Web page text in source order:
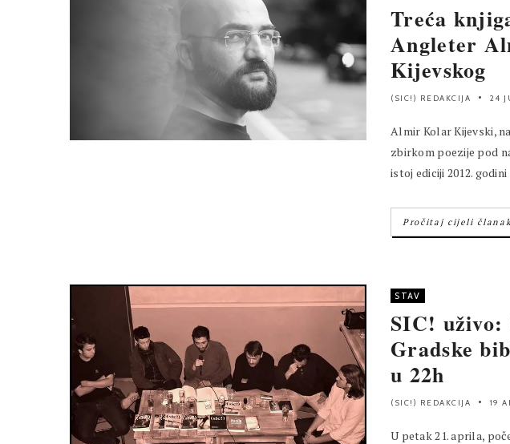
Treća
Angleter
Kijevskog
(SIC!) REDAKCIJA 24
Almir Kolar Kijevski,
zbirkom poezije pod
istoj ediciji 2012.
Pročitaj cijeli
STAV
SIC!
Gradske
u 22h
(SIC!) REDAKCIJA 19
U petak 21. aprila,